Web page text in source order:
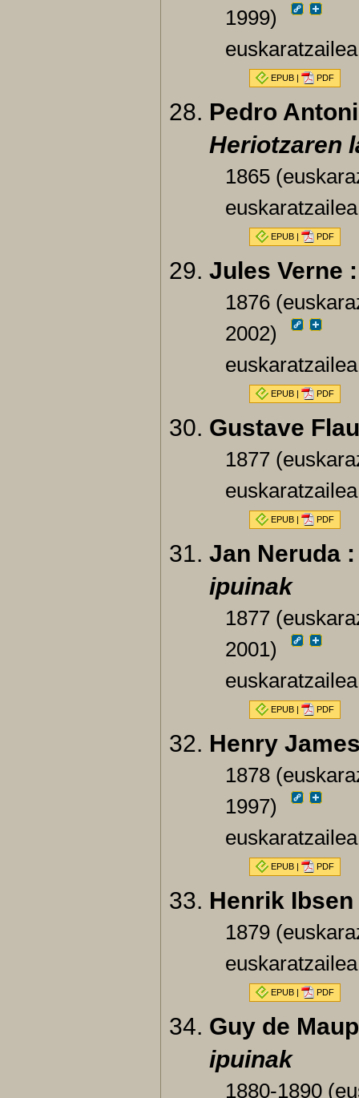
1999)
EPUB| PDF
Pedro
Heriotzaren
1865
EPUB| PDF
Jules Verne
1876
2002)
EPUB| PDF
Gustave
1877
EPUB| PDF
Jan Neruda
ipuinak
1877
2001)
EPUB| PDF
Henry
1878
1997)
EPUB| PDF
Henrik
1879
EPUB| PDF
Guy de
ipuinak
1880-1890